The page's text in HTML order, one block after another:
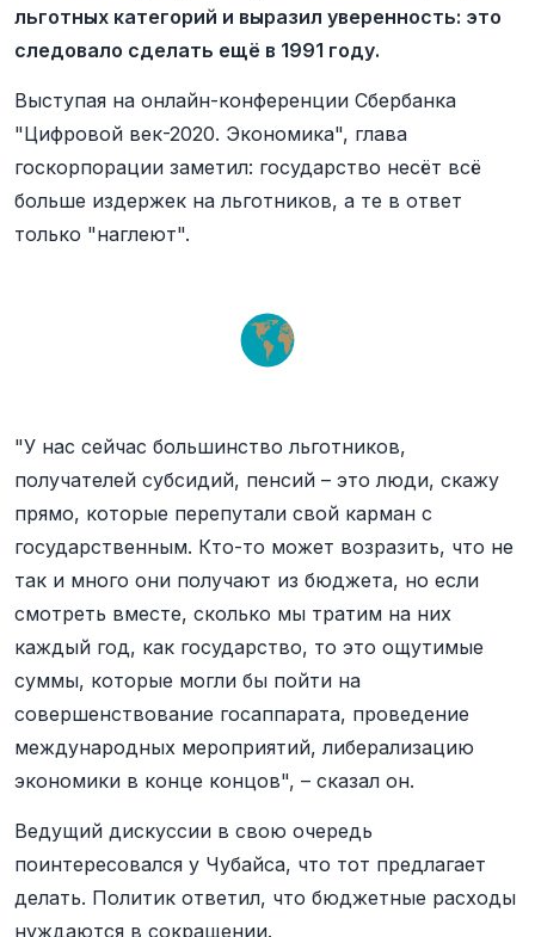
льготных категорий и выразил уверенность: это
следовало сделать ещё в 1991 году.
Выступая на онлайн-конференции Сбербанка
"Цифровой век-2020. Экономика", глава
госкорпорации заметил: государство несёт всё
больше издержек на льготников, а те в ответ
только "наглеют".
"У нас сейчас большинство льготников,
получателей субсидий, пенсий – это люди, скажу
прямо, которые перепутали свой карман с
государственным. Кто-то может возразить, что не
так и много они получают из бюджета, но если
смотреть вместе, сколько мы тратим на них
каждый год, как государство, то это ощутимые
суммы, которые могли бы пойти на
совершенствование госаппарата, проведение
международных мероприятий, либерализацию
экономики в конце концов", – сказал он.
Ведущий дискуссии в свою очередь
поинтересовался у Чубайса, что тот предлагает
делать. Политик ответил, что бюджетные расходы
нуждаются в сокращении.